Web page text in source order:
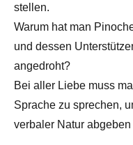
stellen.
Warum hat man
und dessen
angedroht?
Bei aller Liebe muss
Sprache zu sprechen,
verbaler Natur